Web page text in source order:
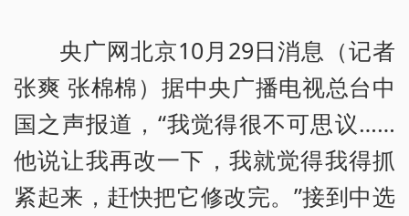
央广网北京10月29日消息（记者
张爽 张棉棉）据中央广播电视总台中
国之声报道，“我觉得很不可思议……
他说让我再改一下，我就觉得我得抓
紧起来，赶快把它修改完。”接到中选